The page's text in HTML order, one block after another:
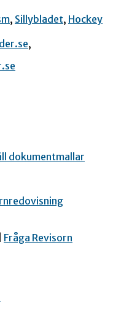
, Sillybladet, Hockey
,
dokumentmallar
Fråga Revisorn